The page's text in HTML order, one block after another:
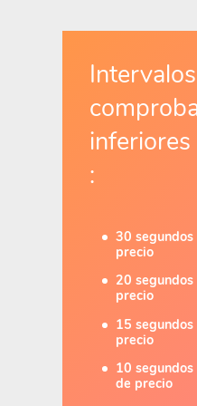
:
30
precio
20
precio
15
precio
10
de precio